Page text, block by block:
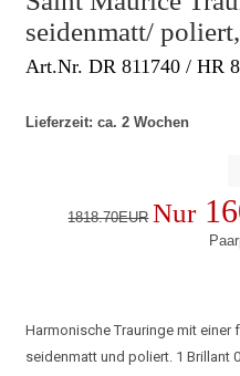
seidenmatt/ poliert,
Art.Nr. DR 811740 / HR
Lieferzeit: ca. 2 Wochen
1818.70EUR Nur
Harmonische Trauringe mit einer
seidenmatt und poliert. 1 Brillant